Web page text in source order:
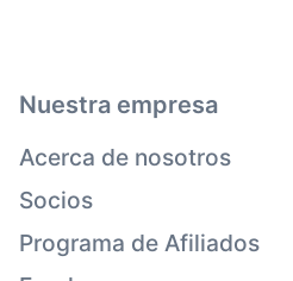
Nuestra empresa
Acerca de nosotros
Socios
Programa de Afiliados